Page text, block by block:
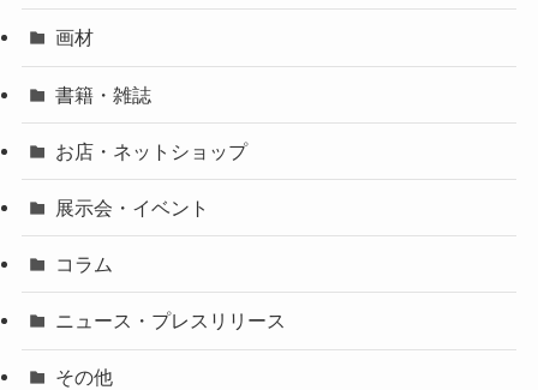
画材
書籍・雑誌
お店・ネットショップ
展示会・イベント
コラム
ニュース・プレスリリース
その他